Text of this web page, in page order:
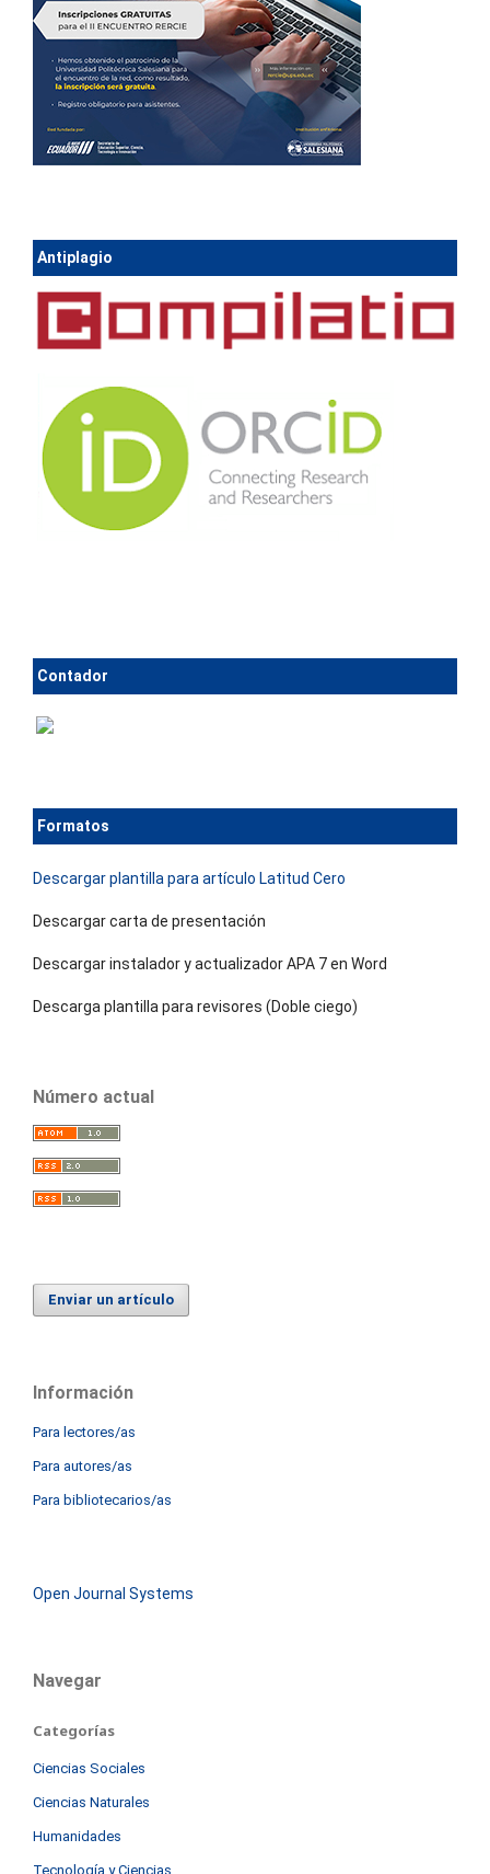
Antiplagio
Contador
Formatos
Descargar plantilla para artículo Latitud Cero
Descargar carta de presentación
Descargar instalador y actualizador APA 7 en Word
Descarga plantilla para revisores (Doble ciego)
Número actual
Enviar un artículo
Información
Para lectores/as
Para autores/as
Para bibliotecarios/as
Open Journal Systems
Navegar
Categorías
Ciencias Sociales
Ciencias Naturales
Humanidades
Tecnología y Ciencias